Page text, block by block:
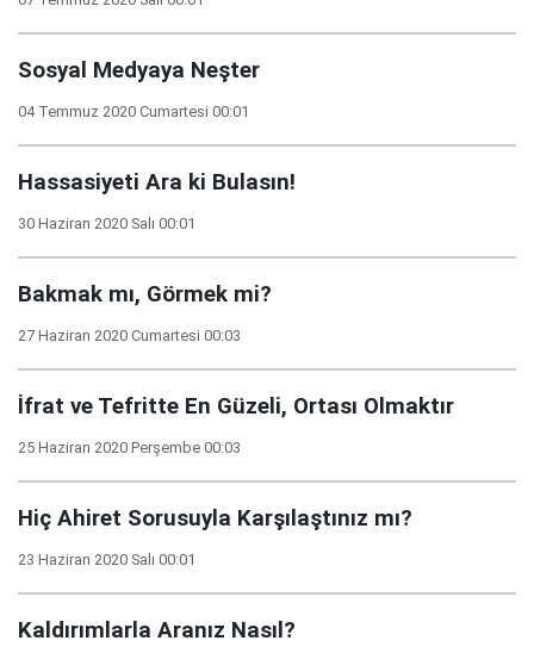
Sosyal Medyaya Neşter
04 Temmuz 2020 Cumartesi 00:01
Hassasiyeti Ara ki Bulasın!
30 Haziran 2020 Salı 00:01
Bakmak mı, Görmek mi?
27 Haziran 2020 Cumartesi 00:03
İfrat ve Tefritte En Güzeli, Ortası Olmaktır
25 Haziran 2020 Perşembe 00:03
Hiç Ahiret Sorusuyla Karşılaştınız mı?
23 Haziran 2020 Salı 00:01
Kaldırımlarla Aranız Nasıl?